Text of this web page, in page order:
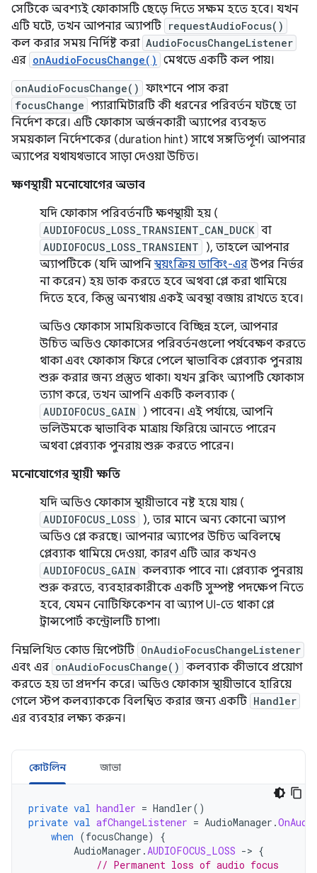
সেটিকে অবশ্যই ফোকাসটি ছেড়ে দিতে সক্ষম হতে হবে। যখন
এটি ঘটে, তখন আপনার অ্যাপটি requestAudioFocus()
কল করার সময় নির্দিষ্ট করা AudioFocusChangeListener
এর onAudioFocusChange() মেথডে একটি কল পায়।
onAudioFocusChange() ফাংশনে পাস করা
focusChange প্যারামিটারটি কী ধরনের পরিবর্তন ঘটছে তা
নির্দেশ করে। এটি ফোকাস অর্জনকারী অ্যাপের ব্যবহৃত
সময়কাল নির্দেশকের (duration hint) সাথে সঙ্গতিপূর্ণ। আপনার
অ্যাপের যথাযথভাবে সাড়া দেওয়া উচিত।
ক্ষণস্থায়ী মনোযোগের অভাব
যদি ফোকাস পরিবর্তনটি ক্ষণস্থায়ী হয় (
AUDIOFOCUS_LOSS_TRANSIENT_CAN_DUCK বা
AUDIOFOCUS_LOSS_TRANSIENT
), তাহলে আপনার
অ্যাপটিকে (যদি আপনিস্বয়ংক্রিয় ডাকিং-এর উপর নির্ভর
না করেন) হয় ডাক করতে হবে অথবা প্লে করা থামিয়ে
দিতে হবে, কিন্তু অন্যথায় একই অবস্থা বজায় রাখতে হবে।
অডিও ফোকাস সাময়িকভাবে বিচ্ছিন্ন হলে, আপনার
উচিত অডিও ফোকাসের পরিবর্তনগুলো পর্যবেক্ষণ করতে
থাকা এবং ফোকাস ফিরে পেলে স্বাভাবিক প্লেব্যাক পুনরায়
শুরু করার জন্য প্রস্তুত থাকা। যখন ব্লকিং অ্যাপটি ফোকাস
ত্যাগ করে, তখন আপনি একটি কলব্যাক (
AUDIOFOCUS_GAIN
) পাবেন। এই পর্যায়ে, আপনি
ভলিউমকে স্বাভাবিক মাত্রায় ফিরিয়ে আনতে পারেন
অথবা প্লেব্যাক পুনরায় শুরু করতে পারেন।
মনোযোগের স্থায়ী ক্ষতি
যদি অডিও ফোকাস স্থায়ীভাবে নষ্ট হয়ে যায় (
AUDIOFOCUS_LOSS
), তার মানে অন্য কোনো অ্যাপ
অডিও প্লে করছে। আপনার অ্যাপের উচিত অবিলম্বে
প্লেব্যাক থামিয়ে দেওয়া, কারণ এটি আর কখনও
AUDIOFOCUS_GAIN কলব্যাক পাবে না। প্লেব্যাক পুনরায়
শুরু করতে, ব্যবহারকারীকে একটি সুস্পষ্ট পদক্ষেপ নিতে
হবে, যেমন নোটিফিকেশন বা অ্যাপ UI-তে থাকা প্লে
ট্রান্সপোর্ট কন্ট্রোলটি চাপা।
নিম্নলিখিত কোড স্নিপেটটি OnAudioFocusChangeListener
এবং এর onAudioFocusChange() কলব্যাক কীভাবে প্রয়োগ
করতে হয় তা প্রদর্শন করে। অডিও ফোকাস স্থায়ীভাবে হারিয়ে
গেলে স্টপ কলব্যাককে বিলম্বিত করার জন্য একটি Handler
এর ব্যবহার লক্ষ্য করুন।
কোটলিন জাভা
private val handler = Handler()
private val afChangeListener = AudioManager .
when (focusChange)
{
AudioManager .AUDIOFOCUS_LOSS -> {
// Permanent loss of audio focus